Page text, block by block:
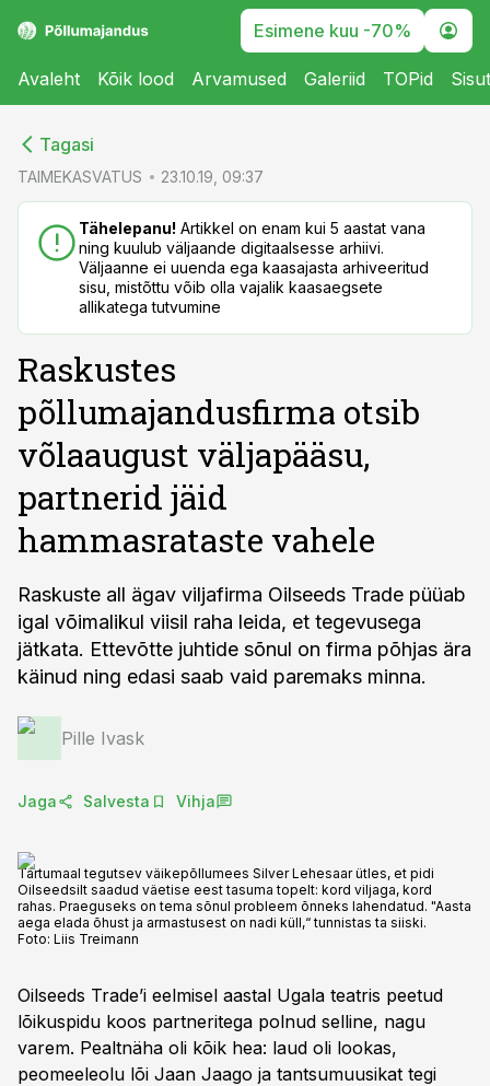
Esimene kuu -70%
Avaleht Kõik lood Arvamused Galeriid TOPid
Tagasi
TAIMEKASVATUS 23.10.19, 09:37
Tähelepanu! Artikkel on enam kui 5 aastat vana
ning kuulub väljaande digitaalsesse arhiivi.
Väljaanne ei uuenda ega kaasajasta arhiveeritud
sisu, mistõttu võib olla vajalik kaasaegsete
allikatega tutvumine
Raskustes
põllumajandusfirma otsib
võlaaugust väljapääsu,
partnerid jäid
hammasrataste vahele
Raskuste all ägav viljafirma Oilseeds Trade püüab
igal võimalikul viisil raha leida, et tegevusega
jätkata. Ettevõtte juhtide sõnul on firma põhjas ära
käinud ning edasi saab vaid paremaks minna.
Pille Ivask
Jaga Salvesta Vihja
Tartumaal tegutsev väikepõllumees Silver Lehesaar ütles, et pidi
Oilseedsilt saadud väetise eest tasuma topelt: kord viljaga, kord
rahas. Praeguseks on tema sõnul probleem õnneks lahendatud. "Aasta
aega elada õhust ja armastusest on nadi küll,“ tunnistas ta siiski.
Foto: Liis Treimann
Oilseeds Trade’i eelmisel aastal Ugala teatris peetud
lõikuspidu koos partneritega polnud selline, nagu
varem. Pealtnäha oli kõik hea: laud oli lookas,
peomeeleolu lõi Jaan Jaago ja tantsumuusikat tegi